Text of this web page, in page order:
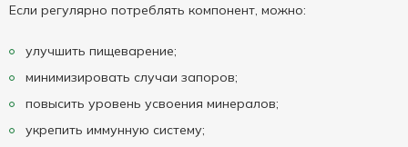
Если регулярно потреблять компонент, можно:
улучшить пищеварение;
минимизировать случаи запоров;
повысить уровень усвоения минералов;
укрепить иммунную систему;